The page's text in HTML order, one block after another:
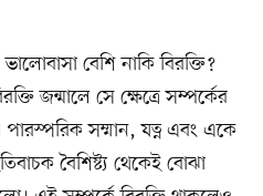
বেশি নাকি বিরক্তি?
জন্মালে সে ক্ষেত্রে সম্পর্কের
সম্মান, যত্ন এবং একে
বৈশিষ্ট্য থেকেই বোঝা